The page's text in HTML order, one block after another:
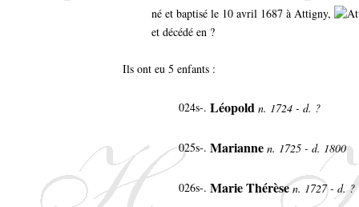
né et baptisé le 10 avril 1687 à Attigny,
et décédé en ?
Ils ont eu 5 enfants :
024s-. Léopold n. 1724 - d. ?
025s-. Marianne n. 1725 - d. 1800
026s-. Marie Thérèse n. 1727 - d. ?